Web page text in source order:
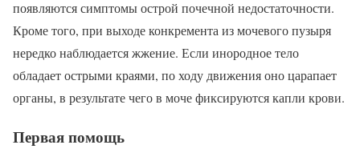
появляются симптомы острой почечной недостаточности.
Кроме того, при выходе конкремента из мочевого пузыря
нередко наблюдается жжение. Если инородное тело
обладает острыми краями, по ходу движения оно царапает
органы, в результате чего в моче фиксируются капли крови.
Первая помощь